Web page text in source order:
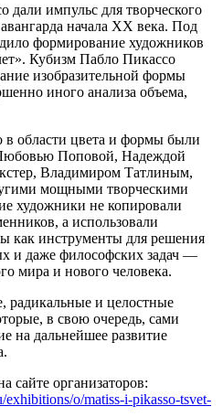
импульс для творческого
начала ХХ века. Под
формирование художников
Кубизм Пабло Пикассо
изобразительной формы
иного анализа объема,
области цвета и формы были
Поповой, Надеждой
Владимиром Татлиным,
мощными творческими
художники не копировали
а использовали
как инструменты для решения
и даже философских задач —
мира и нового человека.
радикальные и целостные
в свою очередь, сами
на дальнейшее развитие
сайте организаторов:
o/matiss-i-pikasso-tsvet-